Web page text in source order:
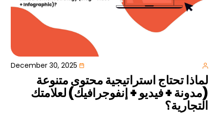
December 30, 2025
لماذا تحتاج استراتيجية محتوى متنوعة
(مدونة + فيديو + إنفوجرافيك) لعلامتك
التجارية؟